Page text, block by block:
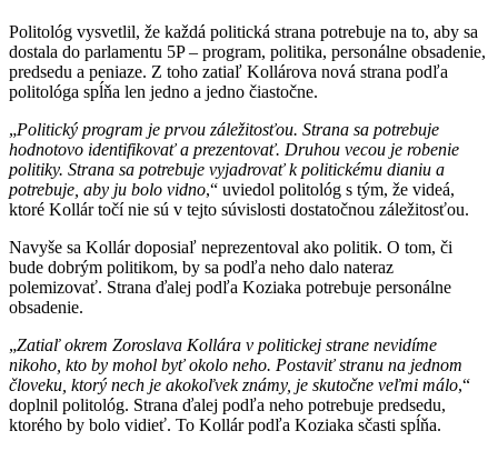
Politológ vysvetlil, že každá politická strana potrebuje na to, aby sa
dostala do parlamentu 5P – program, politika, personálne obsadenie,
predsedu a peniaze. Z toho zatiaľ Kollárova nová strana podľa
politológa spĺňa len jedno a jedno čiastočne.
„Politický program je prvou záležitosťou. Strana sa potrebuje
hodnotovo identifikovať a prezentovať. Druhou vecou je robenie
politiky. Strana sa potrebuje vyjadrovať k politickému dianiu a
potrebuje, aby ju bolo vidno,“ uviedol politológ s tým, že videá,
ktoré Kollár točí nie sú v tejto súvislosti dostatočnou záležitosťou.
Navyše sa Kollár doposiaľ neprezentoval ako politik. O tom, či
bude dobrým politikom, by sa podľa neho dalo nateraz
polemizovať. Strana ďalej podľa Koziaka potrebuje personálne
obsadenie.
„Zatiaľ okrem Zoroslava Kollára v politickej strane nevidíme
nikoho, kto by mohol byť okolo neho. Postaviť stranu na jednom
človeku, ktorý nech je akokoľvek známy, je skutočne veľmi málo,“
doplnil politológ. Strana ďalej podľa neho potrebuje predsedu,
ktorého by bolo vidieť. To Kollár podľa Koziaka sčasti spĺňa.